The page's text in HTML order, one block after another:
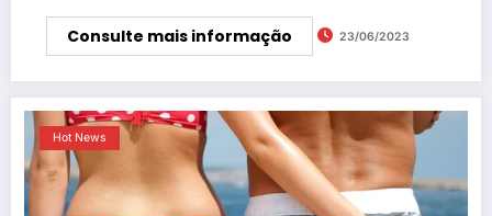
Consulte mais informação 23/06/2023
Hot News